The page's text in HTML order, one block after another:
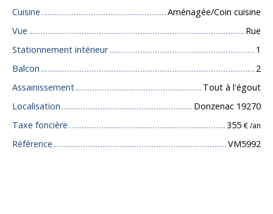
Cuisine
Aménagée/Coin cuisine
Vue
Rue
Stationnement intérieur
1
Balcon
2
Assainissement
Tout à l'égout
Localisation
Donzenac 19270
Taxe foncière
355 € /an
Référence VM5992